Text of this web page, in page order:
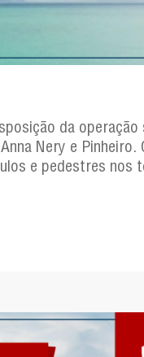
da operação
Nery e Pinheiro.
e pedestres nos